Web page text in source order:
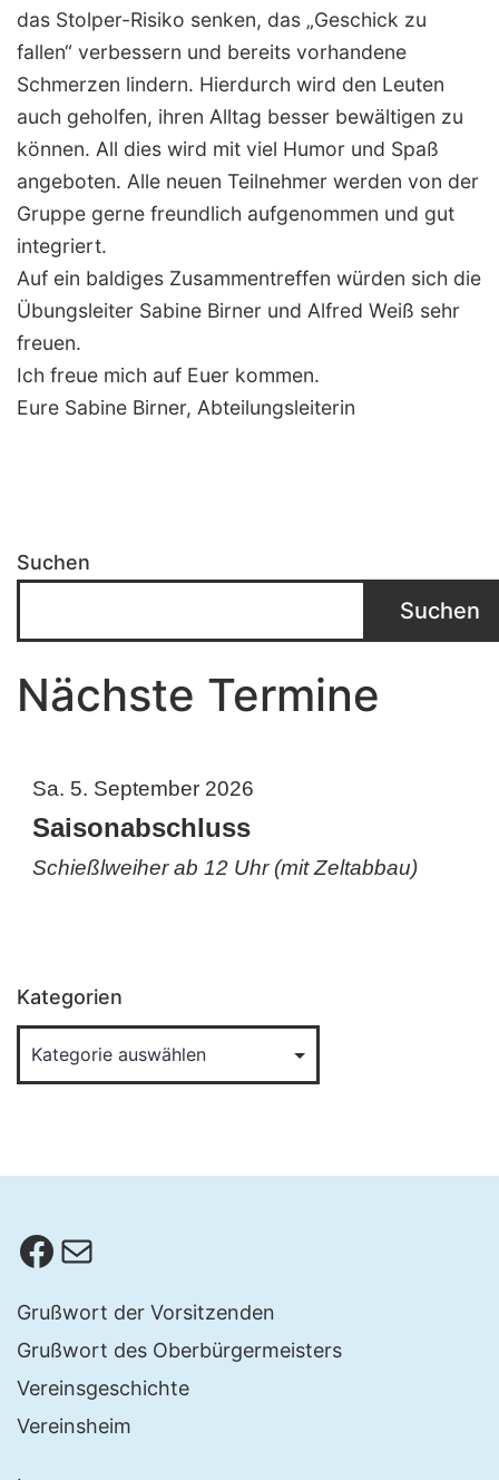
das Stolper-Risiko senken, das „Geschick zu
fallen“ verbessern und bereits vorhandene
Schmerzen lindern. Hierdurch wird den Leuten
auch geholfen, ihren Alltag besser bewältigen zu
können. All dies wird mit viel Humor und Spaß
angeboten. Alle neuen Teilnehmer werden von der
Gruppe gerne freundlich aufgenommen und gut
integriert.
Auf ein baldiges Zusammentreffen würden sich die
Übungsleiter Sabine Birner und Alfred Weiß sehr
freuen.
Ich freue mich auf Euer kommen.
Eure Sabine Birner, Abteilungsleiterin
Suchen
Suchen
Nächste Termine
Sa. 5. September 2026
Saisonabschluss
Schießlweiher ab 12 Uhr (mit Zeltabbau)
Kategorien
Facebook
E-Mail
Grußwort der Vorsitzenden
Grußwort des Oberbürgermeisters
Vereinsgeschichte
Vereinsheim